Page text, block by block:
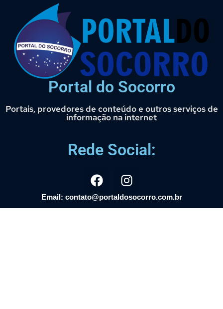
Portal do Socorro
Portais, provedores de conteúdo e outros serviços de
informação na internet
Rede Social:
Email: contato@portaldosocorro.com.br